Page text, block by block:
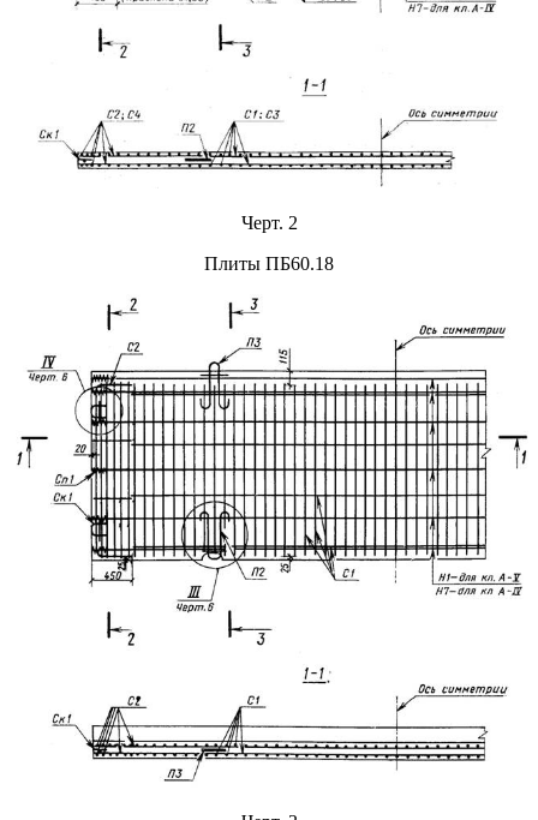
Черт. 2
Плиты ПБ60.18